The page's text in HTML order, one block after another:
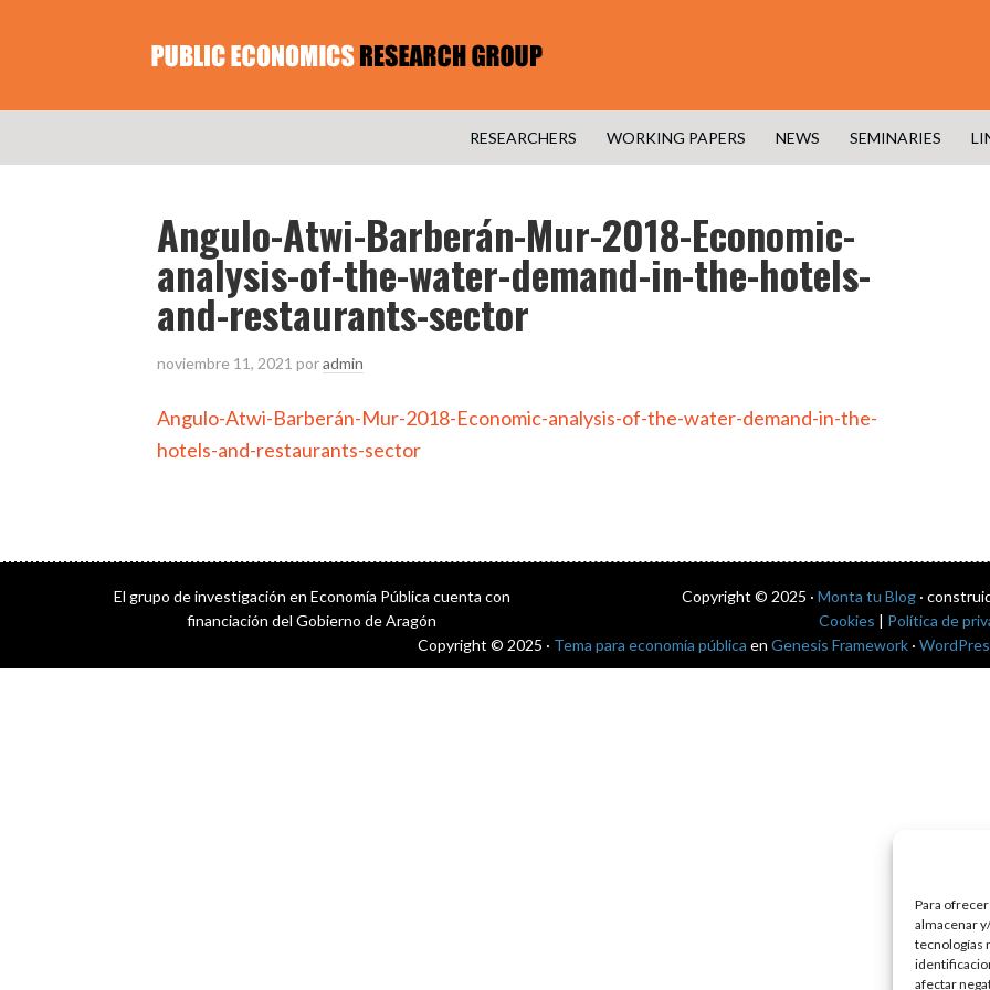
Para
almacenar
tecnologías
afectar
RESEARCHERS WORKING PAPERS NEWS SEMINARIES
Angulo-Atwi-Barberán-Mur-2018-Economic-
analysis-of-the-water-demand-in-the-hotels-
and-restaurants-sector
noviembre 11, 2021 poradmin
Angulo-Atwi-Barberán-Mur-2018-Economic-analysis-of-the-water-demand-in-the-
hotels-and-restaurants-sector
El grupo de investigación en Economía Pública cuenta con
financiación del Gobierno de Aragón
Copyright © 2025 · Monta tu Blog·
Cookies | Política de
Copyright © 2025 · Tema para economía pública en Genesis Framework ·